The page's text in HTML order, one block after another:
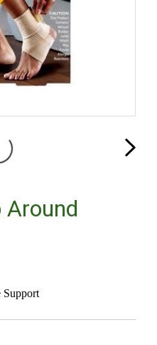
Around